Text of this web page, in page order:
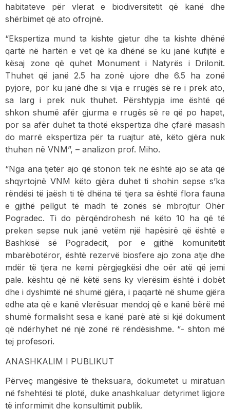
habitateve për vlerat e biodiversitetit që kanë dhe
shërbimet që ato ofrojnë.
“Ekspertiza mund ta kishte gjetur dhe ta kishte dhënë
qartë në hartën e vet që ka dhënë se ku janë kufijtë e
kësaj zone që quhet Monument i Natyrës i Drilonit.
Thuhet që janë 2.5 ha zonë ujore dhe 6.5 ha zonë
pyjore, por ku janë dhe si vija e rrugës së re i prek ato,
sa larg i prek nuk thuhet. Përshtypja ime është që
shkon shumë afër gjurma e rrugës së re që po hapet,
por sa afër duhet ta thotë ekspertiza dhe çfarë masash
do marrë ekspertiza për ta ruajtur atë, këto gjëra nuk
thuhen në VNM”, – analizon prof. Miho.
“Nga ana tjetër ajo që stonon tek ne është ajo se ata që
shqyrtojnë VNM këto gjëra duhet ti shohin sepse s’ka
rëndësi të jaësh ti të dhëna të tjera sa është flora fauna
e gjithë pellgut të madh të zonës së mbrojtur Ohër
Pogradec. Ti do përqëndrohesh në këto 10 ha që të
preken sepse nuk janë vetëm një hapësirë që është e
Bashkisë së Pogradecit, por e gjithë komunitetit
mbarëbotëror, është rezervë biosfere ajo zona atje dhe
mdër të tjera ne kemi përgjegkësi dhe oër atë që jemi
pale. kështu që në këtë sens ky vlerësim është i dobët
dhe i dyshimtë në shumë gjëra, i paqartë në shume gjëra
edhe ata që e kanë vlerësuar mendoj që e kanë bërë më
shumë formalisht sesa e kanë parë atë si kjë dokument
që ndërhyhet në një zonë rë rëndësishme. “- shton më
tej profesori.
ANASHKALIM I PUBLIKUT
Përveç mangësive të theksuara, dokumetet u miratuan
në fshehtësi të plotë, duke anashkaluar detyrimet ligjore
të informimit dhe konsultimit publik.